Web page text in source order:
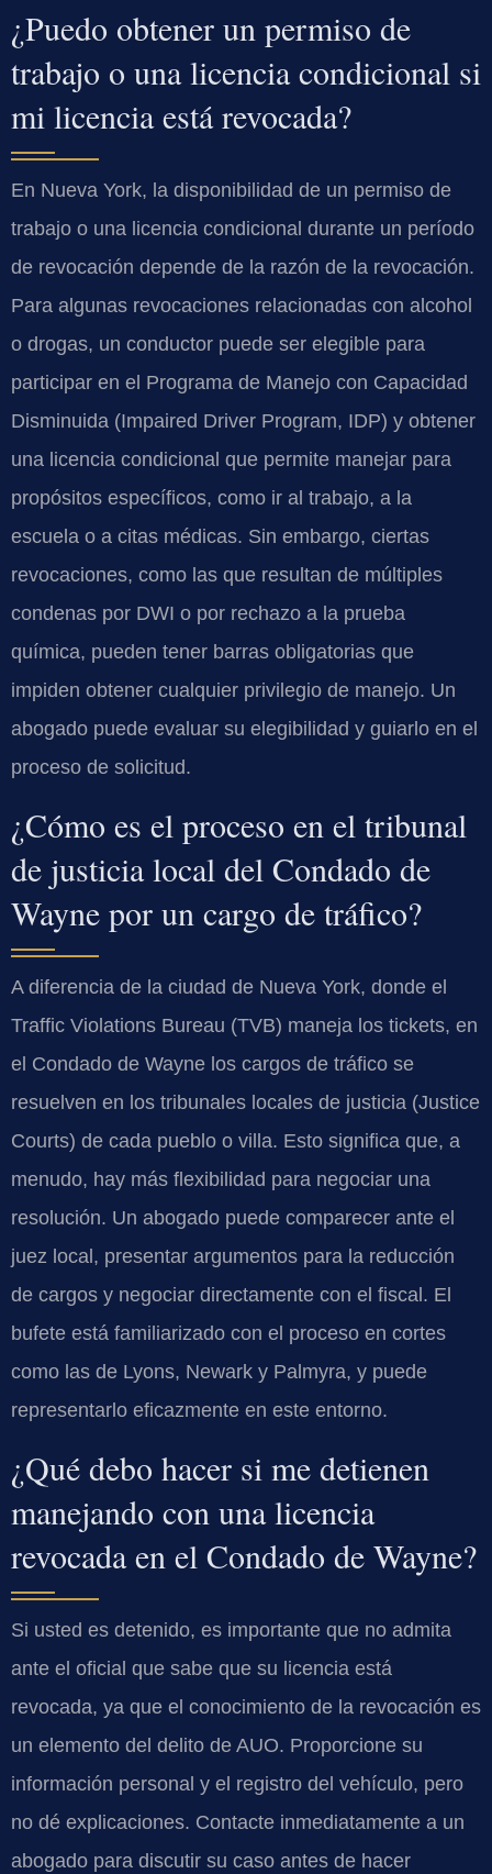
¿Puedo obtener un permiso de
trabajo o una licencia condicional si
mi licencia está revocada?
En Nueva York, la disponibilidad de un permiso de
trabajo o una licencia condicional durante un período
de revocación depende de la razón de la revocación.
Para algunas revocaciones relacionadas con alcohol
o drogas, un conductor puede ser elegible para
participar en el Programa de Manejo con Capacidad
Disminuida (Impaired Driver Program, IDP) y obtener
una licencia condicional que permite manejar para
propósitos específicos, como ir al trabajo, a la
escuela o a citas médicas. Sin embargo, ciertas
revocaciones, como las que resultan de múltiples
condenas por DWI o por rechazo a la prueba
química, pueden tener barras obligatorias que
impiden obtener cualquier privilegio de manejo. Un
abogado puede evaluar su elegibilidad y guiarlo en el
proceso de solicitud.
¿Cómo es el proceso en el tribunal
de justicia local del Condado de
Wayne por un cargo de tráfico?
A diferencia de la ciudad de Nueva York, donde el
Traffic Violations Bureau (TVB) maneja los tickets, en
el Condado de Wayne los cargos de tráfico se
resuelven en los tribunales locales de justicia (Justice
Courts) de cada pueblo o villa. Esto significa que, a
menudo, hay más flexibilidad para negociar una
resolución. Un abogado puede comparecer ante el
juez local, presentar argumentos para la reducción
de cargos y negociar directamente con el fiscal. El
bufete está familiarizado con el proceso en cortes
como las de Lyons, Newark y Palmyra, y puede
representarlo eficazmente en este entorno.
¿Qué debo hacer si me detienen
manejando con una licencia
revocada en el Condado de Wayne?
Si usted es detenido, es importante que no admita
ante el oficial que sabe que su licencia está
revocada, ya que el conocimiento de la revocación es
un elemento del delito de AUO. Proporcione su
información personal y el registro del vehículo, pero
no dé explicaciones. Contacte inmediatamente a un
abogado para discutir su caso antes de hacer